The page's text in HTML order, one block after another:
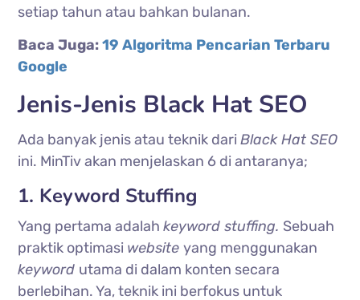
setiap tahun atau bahkan bulanan.
Baca Juga: 19 Algoritma Pencarian Terbaru
Google
Jenis-Jenis Black Hat SEO
Ada banyak jenis atau teknik dariBlack Hat SEO
ini. MinTiv akan menjelaskan 6 di antaranya;
1. Keyword Stuffing
Yang pertama adalahkeyword stuffing. Sebuah
praktik optimasi websiteyang menggunakan
keyword utama di dalam konten secara
berlebihan. Ya, teknik ini berfokus untuk